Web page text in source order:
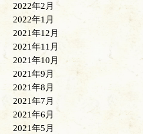
2022年2月
2022年1月
2021年12月
2021年11月
2021年10月
2021年9月
2021年8月
2021年7月
2021年6月
2021年5月